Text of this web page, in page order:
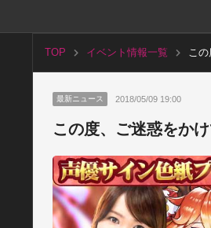
TOP イベント情報一覧 この
最新ニュース 2018/05/09 19:00
この度、ご迷惑をかけ